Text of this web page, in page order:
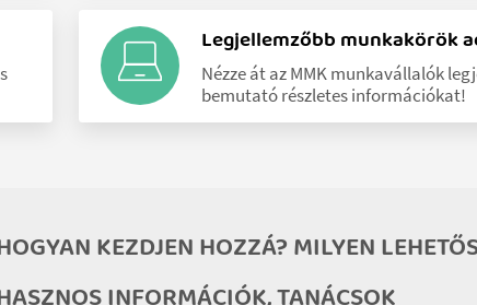
Legjellemzőbb munkakörök
Nézze át az MMK munkavállalók
bemutató részletes információkat!
KEZDJEN HOZZÁ? MILYEN